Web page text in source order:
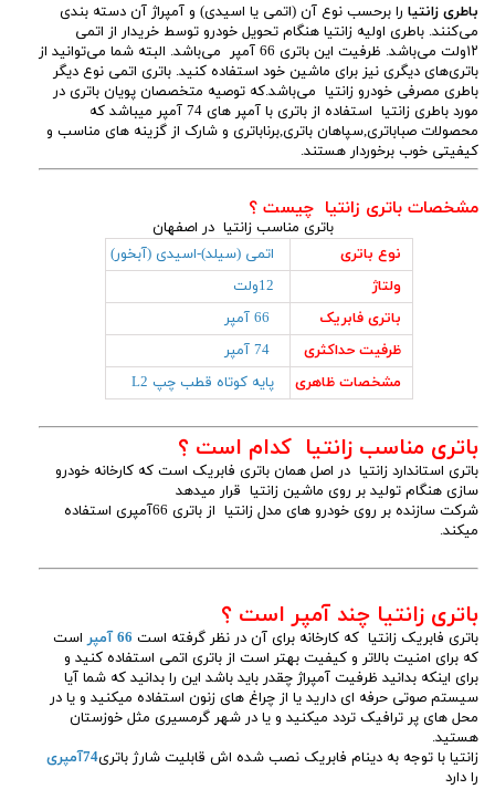
باطری زانتیا را برحسب نوع آن (اتمی یا اسیدی) و آمپراژ آن دسته بندی
می‌کنند. باطری اولیه زانتیا هنگام تحویل خودرو توسط خریدار از اتمی
۱۲ولت می‌باشد. ظرفیت این باتری 66 آمپر می‌باشد. البته شما می‌توانید از
باتری‌های دیگری نیز برای ماشین خود استفاده کنید. باتری اتمی نوع دیگر
باطری مصرفی خودرو زانتیا می‌باشد.که توصیه متخصصان پویان باتری در
مورد باطری زانتیا استفاده از باتری با آمپر های 74 آمپر میباشد که
محصولات صباباتری,سپاهان باتری,برناباتری و شارک از گزینه های مناسب و
کیفیتی خوب برخوردار هستند.
مشخصات باتری زانتیا چیست ؟
باتری مناسب زانتیا در اصفهان
نوع باتری
اتمی (سیلد)-اسیدی (آبخور)
ولتاژ
باتری فابریک
ظرفیت حداکثری
مشخصات ظاهری
پایه کوتاه قطب چپ L2
باتری مناسب زانتیا کدام است ؟
باتری استاندارد زانتیا در اصل همان باتری فابریک است که کارخانه خودرو
سازی هنگام تولید بر روی ماشین زانتیا قرار میدهد
شرکت سازنده بر روی خودرو های مدل زانتیا از باتری 66آمپری استفاده
میکند.
باتری زانتیا چند آمپر است ؟
باتری فابریک زانتیا که کارخانه برای آن در نظر گرفته است 66 آمپر
است
که برای امنیت بالاتر و کیفیت بهتر است از باتری اتمی استفاده کنید و
برای اینکه بدانید ظرفیت آمپراژ چقدر باید باشد این را بدانید که شما آیا
سیستم صوتی حرفه ای دارید یا از چراغ های زنون استفاده میکنید و یا در
محل های پر ترافیک تردد میکنید و یا در شهر گرمسیری مثل خوزستان
هستید.
زانتیا با توجه به دینام فابریک نصب شده اش قابلیت شارژ باتری74آمپری
را دارد